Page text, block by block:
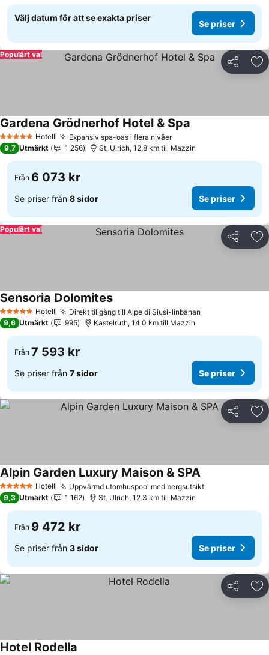
Välj datum för att se exakta priser
Se priser
Dela
Populärt val
5 Stjärnor Hotell Expansiv spa-oas i flera nivåerSe priser
Gardena Grödnerhof Hotel & Spa
9,7 Utmärkt 1 256 St. Ulrich, 12.8 km till Mazzin
Från 6 073 kr
Se priser från 8 sidor Se priser
Dela
Populärt val
5 Stjärnor Hotell Direkt tillgång till Alpe di Siusi-linbanan
Sensoria DolomitesSe priser
9,6 Utmärkt 995 Kastelruth, 14.0 km till Mazzin
Från 7 593 kr
Se priser från 7 sidor Se priser
Dela
5 Stjärnor Hotell Uppvärmd utomhuspool med bergsutsiktSe priser
Alpin Garden Luxury Maison & SPASe priser
9,3 Utmärkt 1 162 St. Ulrich, 12.3 km till Mazzin
Från 9 472 kr
Se priser från 3 sidor Se priser
Dela
Hotel Rodella